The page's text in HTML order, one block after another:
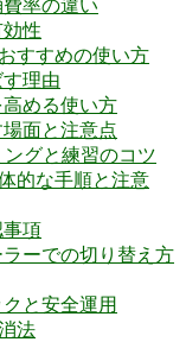
率の違い
性
すすめの使い方
理由
める使い方
面と注意点
グと練習のコツ
的な手順と注意
項
ーでの切り替え方
と安全運用
法